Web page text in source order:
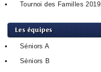
Tournoi des Familles 2019
Les équipes
Séniors A
Séniors B